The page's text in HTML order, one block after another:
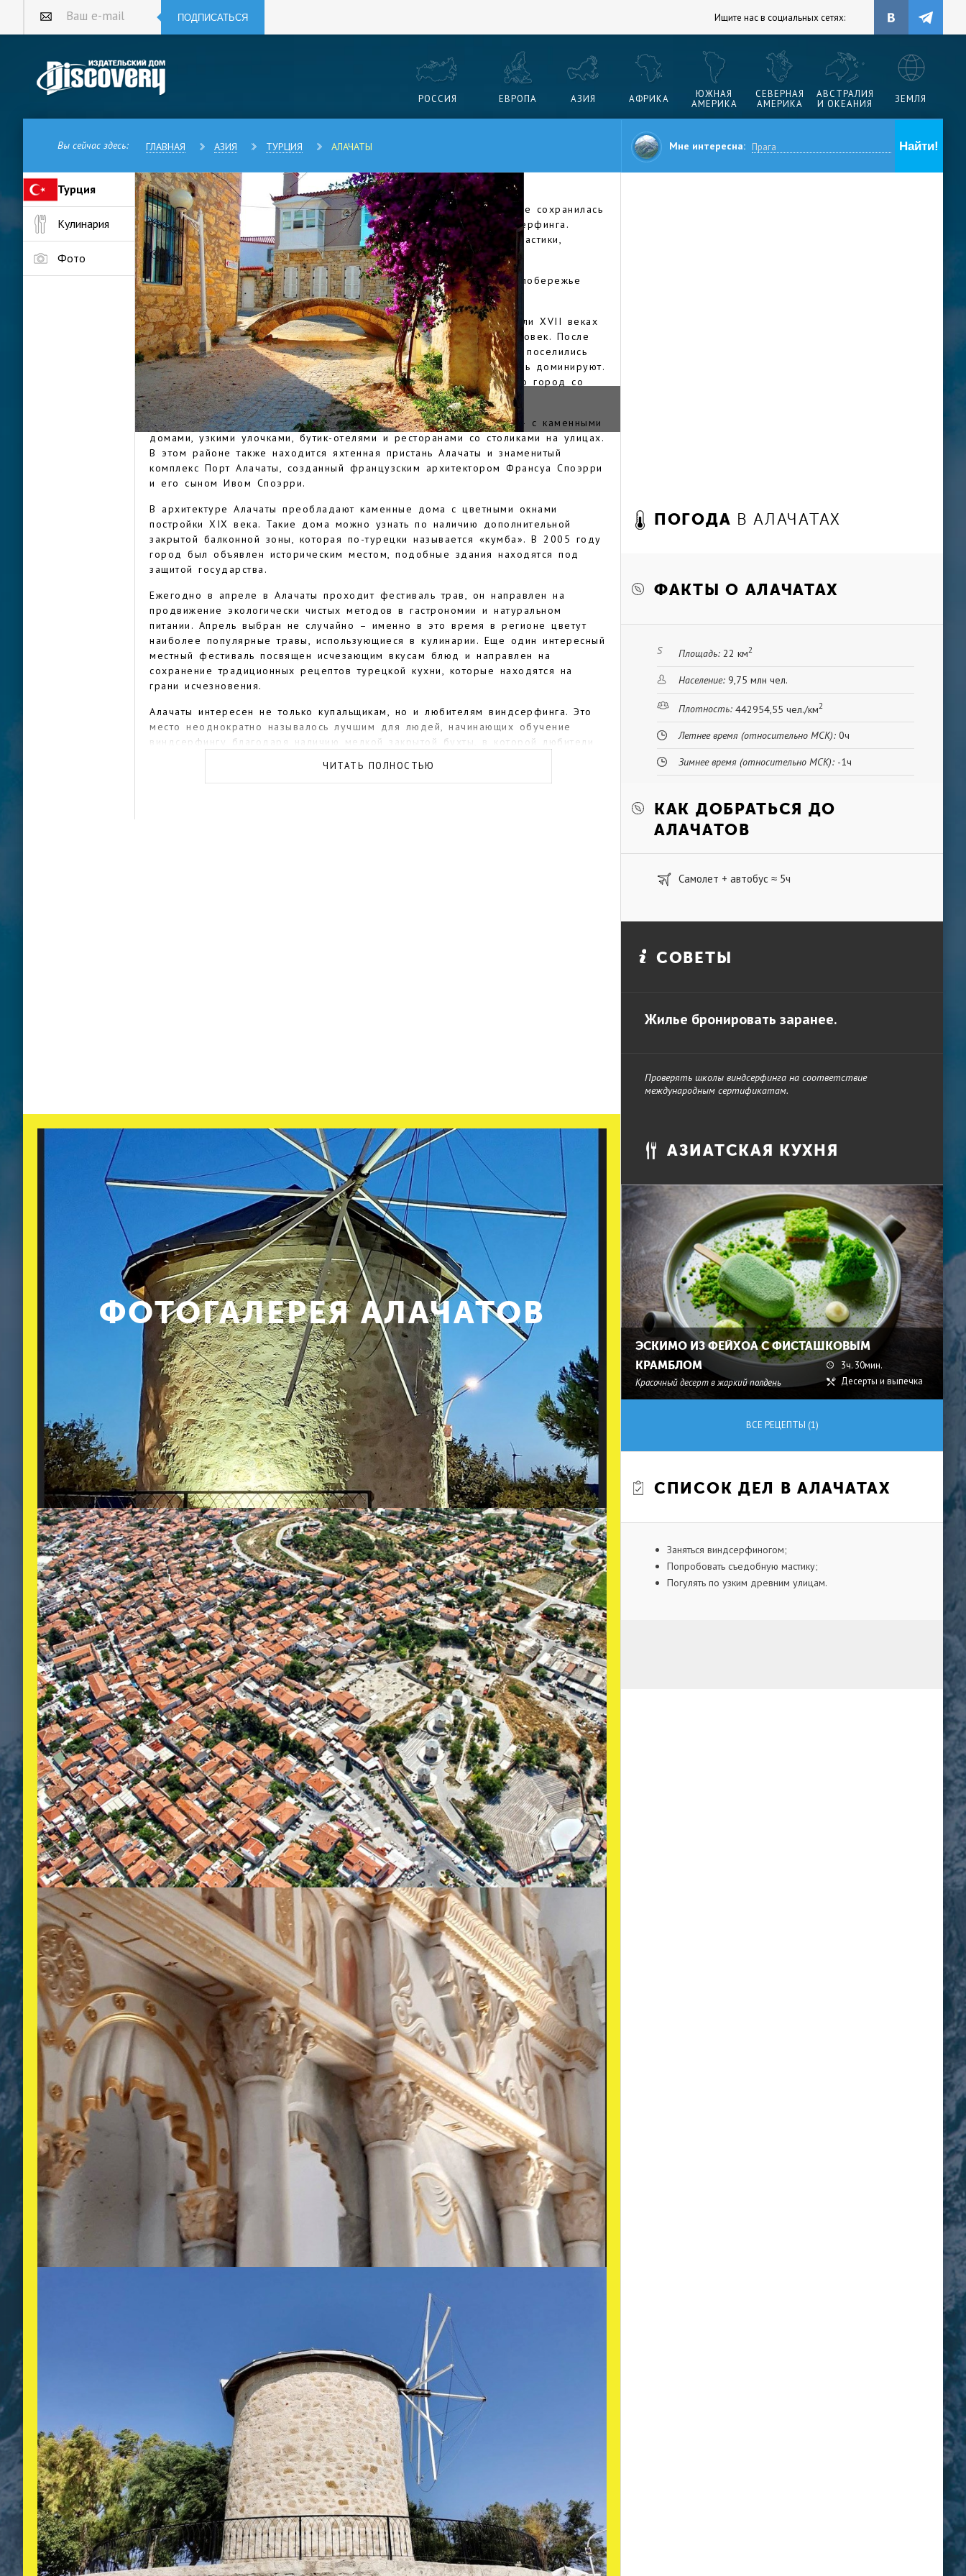
Ваш e-mail ПОДПИСАТЬСЯ Ищите нас в социальных сетях:
РОССИЯ ЕВРОПА АЗИЯ АФРИКА
ЮЖНАЯ
АМЕРИКА
СЕВЕРНАЯ
АМЕРИКА
АВСТРАЛИЯ
И ОКЕАНИЯ
ЗЕМЛЯ
Вы сейчас здесь: ГЛАВНАЯ АЗИЯ ТУРЦИЯ АЛАЧАТЫ Мне интересна:
Турция
Кулинария
Фото
АЛАЧАТЫ
Алачаты – небольшой исторический городок на Эгейском море, где сохранилась
греческая атмосфера. Сюда приезжают любители купания и виндсерфинга.
Кроме того, здесь сохраняют традиции производства съедобной мастики,
которая считается местным специалитетом.
Деревня Алачаты находится на полуострове Чешме на западном побережье
Эгейскоого моря в часе езды от аэропорта Измира.
История Алачаты, согласно разным источникам, начинается в XIV или XVII веках
нашей эры. В XIX веке население города достигало 14 тысяч человек. После
того, как в начале ХХ века греки покинули эту территорию, здесь поселились
турки, но греческий дух и греческая архитектура до сих пор здесь доминируют.
Сейчас Алачаты имеет статус деревни, хотя по всем признакам это город со
своими улицами, каменными домами и т.д.
Алачаты считается одним из самых самобытных городков Турции – с каменными
домами, узкими улочками, бутик-отелями и ресторанами со столиками на улицах.
В этом районе также находится яхтенная пристань Алачаты и знаменитый
комплекс Порт Алачаты, созданный французским архитектором Франсуа Споэрри
и его сыном Ивом Споэрри.
В архитектуре Алачаты преобладают каменные дома с цветными окнами
постройки XIX века. Такие дома можно узнать по наличию дополнительной
закрытой балконной зоны, которая по-турецки называется «кумба». В 2005 году
город был объявлен историческим местом, подобные здания находятся под
защитой государства.
Ежегодно в апреле в Алачаты проходит фестиваль трав, он направлен на
продвижение экологически чистых методов в гастрономии и натуральном
питании. Апрель выбран не случайно – именно в это время в регионе цветут
наиболее популярные травы, использующиеся в кулинарии. Еще один интересный
местный фестиваль посвящен исчезающим вкусам блюд и направлен на
сохранение традиционных рецептов турецкой кухни, которые находятся на
грани исчезновения.
Алачаты интересен не только купальщикам, но и любителям виндсерфинга. Это
место неоднократно называлось лучшим для людей, начинающих обучение
виндсерфингу благодаря наличию мелкой закрытой бухты, в которой любители
течение всего года. Благодаря столь благоприятному местоположению курорта
здесь работает множество специальных школ по виндсерфингу, имеющих все
ЧИТАТЬ ПОЛНОСТЬЮ
ПОГОДА В АЛАЧАТАХ
ФАКТЫ О АЛАЧАТАХ
Площадь: 22 км2
Население: 9,75 млн чел.
Плотность: 442954,55 чел./км2
Летнее время (относительно МСК): 0ч
Зимнее время (относительно МСК): -1ч
КАК ДОБРАТЬСЯ ДО
АЛАЧАТОВ
Самолет + автобус ≈ 5ч
СОВЕТЫ
Жилье бронировать заранее.
Проверять школы виндсерфинга на соответствие
международным сертификатам.
ФОТОГАЛЕРЕЯ АЛАЧАТОВ
АЗИАТСКАЯ КУХНЯ
ЭСКИМО ИЗ ФЕЙХОА С ФИСТАШКОВЫМ
КРАМБЛОМ
Красочный десерт в жаркий полдень
3ч. 30мин.
Десерты и выпечка
ВСЕ РЕЦЕПТЫ (1)
СПИСОК ДЕЛ В АЛАЧАТАХ
Заняться виндсерфиногом;
Попробовать съедобную мастику;
Погулять по узким древним улицам.